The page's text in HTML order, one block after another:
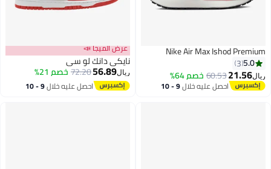
Nike Air Max Ishod Premium
5.0
3
ريال21.56
60.53خصم 64%
احصل عليه خلال 9 - 10
عرض الميجا 📣
نايكي دانك لو سي
ريال56.89
72.20خصم 21%
احصل عليه خلال 9 - 10